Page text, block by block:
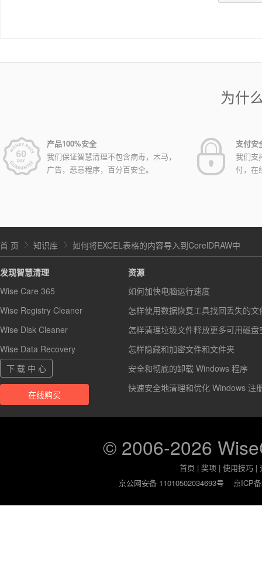
为什
产品100%安全
我们保证智慧清理不包含病毒，木马，
广告，恶意程序，百分百安全。
支付安
我们支
付，在
首 页 知识库 如何将EXCEL表格的内容导入到CorelDRAW中
发现智慧清理
Wise Care 365
Wise Registry Cleaner
Wise Disk Cleaner
Wise Data Recovery
下 载 中 心
在线购买
资源
如何加快电脑运行速度
怎样使用数据恢复工具找回丢失的文
怎样清理垃圾文件释放更多可用磁盘
怎样隐藏和加密文件和文件夹
安全和彻底的卸载 Windows 程序
快速安全地清理和优化 Windows 注
© 2006-2026
首页 |奖项 |使用技巧 |
京公网安备 11010502034693号
京ICP